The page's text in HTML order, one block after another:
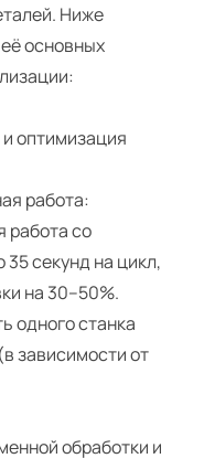
Ниже
основных
оптимизация
работа:
работа со
секунд на цикл,
на 30–50%.
одного станка
зависимости от
обработки и